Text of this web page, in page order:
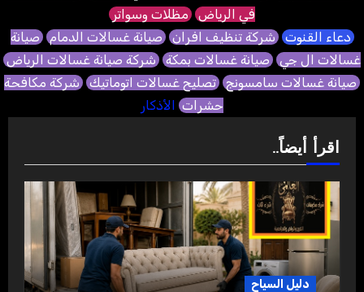
في الرياض مظلات وسواتر
دعاء القنوت شركة تنظيف افران صيانة غسالات الدمام صيانة
غسالات ال جي صيانة غسالات بمكة شركة صيانة غسالات الرياض
صيانة غسالات سامسونج تصليح غسالات اتوماتيك شركة مكافحة
حشرات الأذكار
اقرأ أيضاً..
دليل السياح